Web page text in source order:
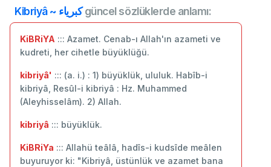
Kibriyâ ~ كبرياءgüncel sözlüklerde anlamı:
KiBRiYA ::: Azamet. Cenab-ı Allah'ın azameti ve
kudreti, her cihetle büyüklüğü.
kibriyâ' ::: (a. i.) : 1) büyüklük, ululuk. Habîb-i
kibriyâ, Resûl-i kibriyâ : Hz. Muhammed
(Aleyhisselâm). 2) Allah.
kibriyâ ::: büyüklük.
KiBRiYa ::: Allahü teâlâ, hadîs-i kudsîde meâlen
buyuruyor ki: "Kibriyâ, üstünlük ve azamet bana